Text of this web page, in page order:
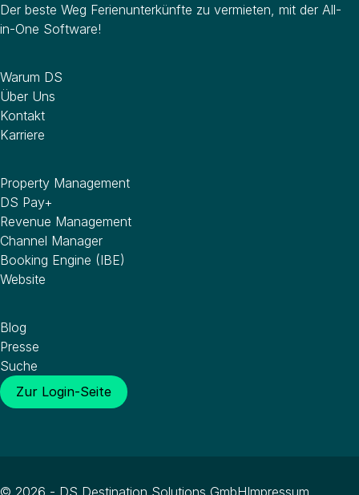
Der beste Weg Ferienunterkünfte zu vermieten, mit der All-
in-One Software!
Warum DS
Über Uns
Kontakt
Karriere
Property Management
DS Pay+
Revenue Management
Channel Manager
Booking Engine (IBE)
Website
Blog
Presse
Suche
Zur Login-Seite
© 2026 - DS Destination Solutions GmbHImpressum